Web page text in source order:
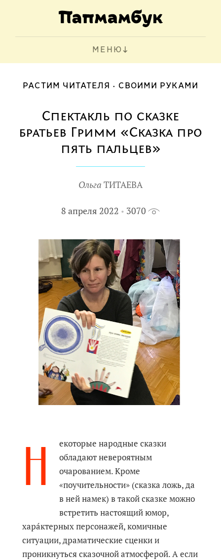
МЕНЮ
РАСТИМ ЧИТАТЕЛЯ СВОИМИ РУКАМИ
Спектакль по сказке
братьев Гримм «Сказка про
пять пальцев»
Ольга ТИТАЕВА
8 апреля 2022 3070
Н
екоторые народные сказки
обладают невероятным
очарованием. Кроме
«поучительности» (сказка ложь, да
в ней намек) в такой сказке можно
встретить настоящий юмор,
харáктерных персонажей, комичные
ситуации, драматические сценки и
проникнуться сказочной атмосферой. А если